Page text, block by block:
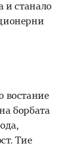
и станало
востание
борбата
Тие